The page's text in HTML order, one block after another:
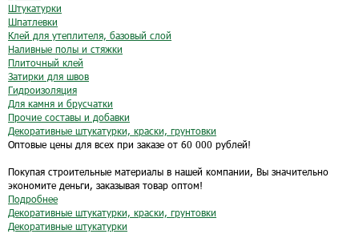
Штукатурки
Шпатлевки
Клей для утеплителя, базовый слой
Наливные полы и стяжки
Плиточный клей
Затирки для швов
Гидроизоляция
Для камня и брусчатки
Прочие составы и добавки
Декоративные штукатурки, краски, грунтовки
Оптовые цены для всех при заказе от 60 000 рублей!
Покупая строительные материалы в нашей компании, Вы значительно
экономите деньги, заказывая товар оптом!
Подробнее
Декоративные штукатурки, краски, грунтовки
Декоративные штукатурки